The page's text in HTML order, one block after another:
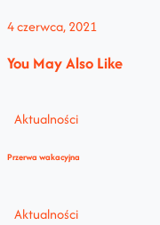
4 czerwca, 2021
You May Also Like
Aktualności
Przerwa wakacyjna
Aktualności